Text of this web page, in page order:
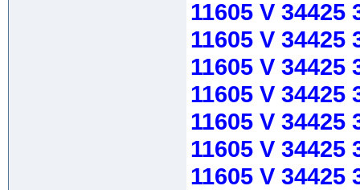
11605 V
11605 V 34425
11605 V
11605 V 34425
11605 V 34425
11605 V 34425
11605 V 34425